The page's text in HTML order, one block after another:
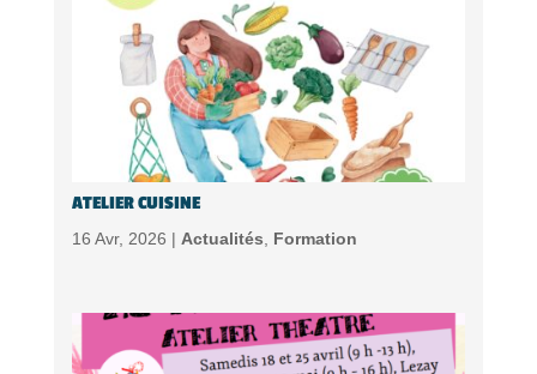
ATELIER CUISINE
16 Avr, 2026 | Actualités Formation